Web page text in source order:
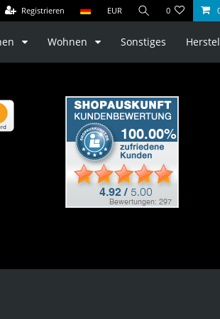
Registrieren EUR 0
Wohnen Sonstiges